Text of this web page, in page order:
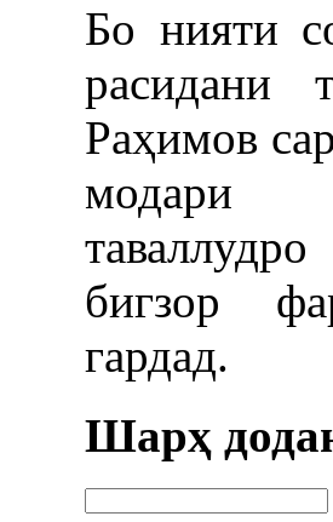
Бо нияти
расидани
Раҳимов
модари
бигзор
гардад.
Шарҳ